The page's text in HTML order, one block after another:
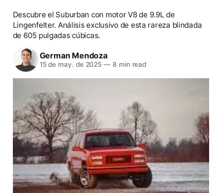
Descubre el Suburban con motor V8 de 9.9L de
Lingenfelter. Análisis exclusivo de esta rareza blindada
de 605 pulgadas cúbicas.
German Mendoza
15 de may. de 2025 — 8 min read